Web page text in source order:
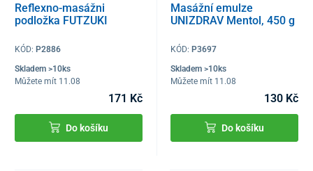
Reflexno-masážni
podložka FUTZUKI
KÓD: P2886
Skladem >10ks
Můžete mít 11.08
171 Kč
Do košíku
Masážní emulze
UNIZDRAV Mentol, 450 g
KÓD: P3697
Skladem >10ks
Můžete mít 11.08
130 Kč
Do košíku